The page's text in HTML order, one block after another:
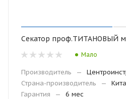
Секатор проф.ТИТАНОВЫЙ
Мало
Производитель —
Страна-производитель
—
Гарантия
—
6 мес